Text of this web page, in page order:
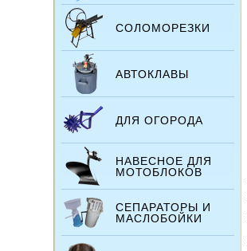
СОЛОМОРЕЗКИ
АВТОКЛАВЫ
ДЛЯ ОГОРОДА
НАВЕСНОЕ ДЛЯ
МОТОБЛОКОВ
СЕПАРАТОРЫ И
МАСЛОБОЙКИ